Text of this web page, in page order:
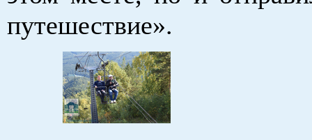
путешествие».